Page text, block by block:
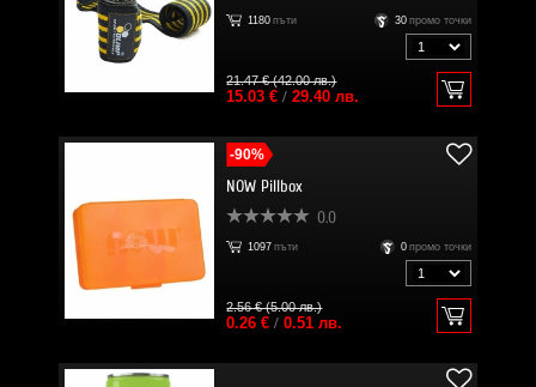
1180 пъти 30 промо точки
21.47 € (42.00 лв.)
15.03 €/ 29.40 лв.
-90%
NOW Pillbox
0.0
1097 пъти 0 промо точки
2.56 € (5.00 лв.)
0.26 €/ 0.51 лв.